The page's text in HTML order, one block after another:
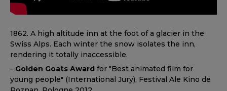
1862. A high altitude inn at the foot of a glacier in the
Swiss Alps. Each winter the snow isolates the inn,
rendering it totally inaccessible.
- Golden Goats Award for "Best animated film for
young people" (International Jury), Festival Ale Kino de